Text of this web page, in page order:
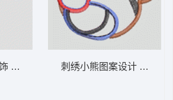
彩色盾牌装饰挂饰 卡通童装章标贴布 刺绣小熊图案